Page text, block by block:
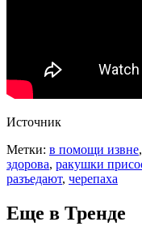
Источник
Метки: в помощи извне,
здорова, ракушки
разъедают, черепаха
Еще в Тренде